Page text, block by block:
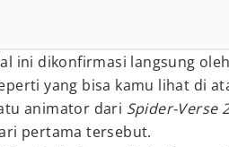
ini dikonfirmasi langsung
yang bisa kamu lihat di
animator dari Spider-Verse
pertama tersebut.